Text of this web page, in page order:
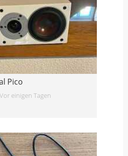
Pico
Vor einigen Tagen